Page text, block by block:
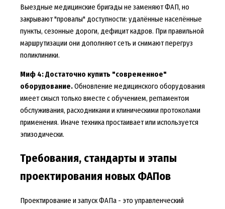
Выездные медицинские бригады не заменяют ФАП, но
закрывают "провалы" доступности: удалённые населённые
пункты, сезонные дороги, дефицит кадров. При правильной
маршрутизации они дополняют сеть и снимают перегруз
поликлиники.
Миф 4: Достаточно купить "современное"
оборудование.Обновление медицинского оборудования
имеет смысл только вместе с обучением, регламентом
обслуживания, расходниками и клиническими протоколами
применения. Иначе техника простаивает или используется
эпизодически.
Требования, стандарты и этапы
проектирования новых ФАПов
Проектирование и запуск ФАПа - это управленческий